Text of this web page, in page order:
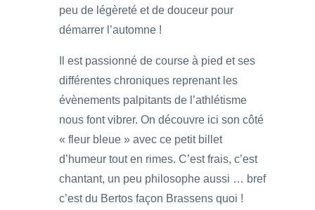
peu de légèreté et de douceur pour
démarrer l’automne !
Il est passionné de course à pied et ses
différentes chroniques reprenant les
évènements palpitants de l’athlétisme
nous font vibrer. On découvre ici son côté
« fleur bleue » avec ce petit billet
d’humeur tout en rimes. C’est frais, c’est
chantant, un peu philosophe aussi … bref
c’est du Bertos façon Brassens quoi !